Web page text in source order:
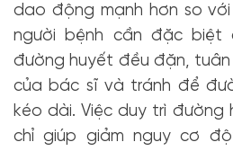
dao động mạnh hơn so với
người bệnh cần đặc biệt
đường huyết đều đặn,
của bác sĩ và tránh để
kéo dài. Việc duy trì đường
chỉ giúp giảm nguy cơ